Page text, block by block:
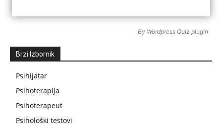
By Wordpress Quiz plugin
Brzi Izbornik
Psihijatar
Psihoterapija
Psihoterapeut
Psihološki testovi